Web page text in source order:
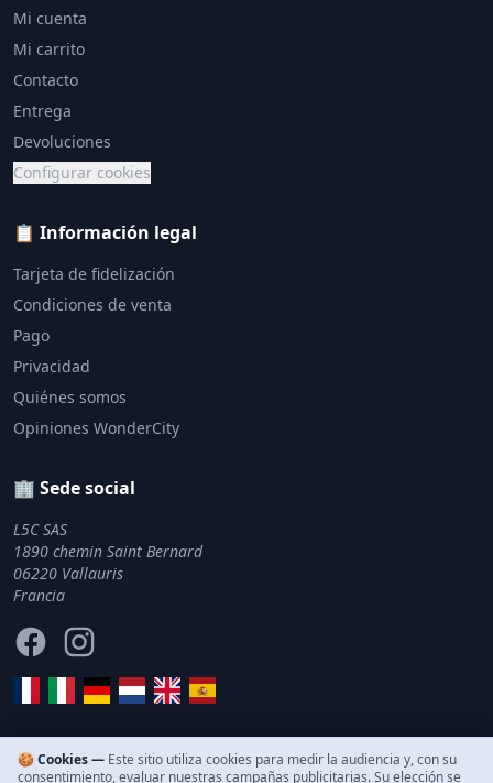
Mi cuenta
Mi carrito
Contacto
Entrega
Devoluciones
Configurar cookies
📋 Información legal
Tarjeta de fidelización
Condiciones de venta
Pago
Privacidad
Quiénes somos
Opiniones WonderCity
🏢 Sede social
L5C SAS
1890 chemin Saint Bernard
06220 Vallauris
Francia
FacebookInstagram
🍪 Cookies — Este sitio utiliza cookies para medir la audiencia y, con su
consentimiento, evaluar nuestras campañas publicitarias. Su elección se